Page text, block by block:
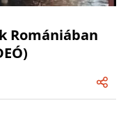
Romániában